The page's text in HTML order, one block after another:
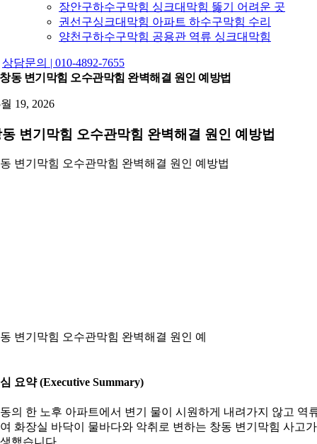
장안구하수구막힘 싱크대막힘 뚫기 어려운 곳
권선구싱크대막힘 아파트 하수구막힘 수리
양천구하수구막힘 공용관 역류 싱크대막힘
상담문의 | 010-4892-7655
창동 변기막힘 오수관막힘 완벽해결 원인 예방법
19, 2026
변기막힘 오수관막힘 완벽해결 원인 예방법
변기막힘 오수관막힘 완벽해결 원인 예방법
변기막힘 오수관막힘 완벽해결 원인 예
요약 (Executive Summary)
의 한 노후 아파트에서 변기 물이 시원하게 내려가지 않고 역
화장실 바닥이 물바다와 악취로 변하는 창동 변기막힘 사고가
했습니다.